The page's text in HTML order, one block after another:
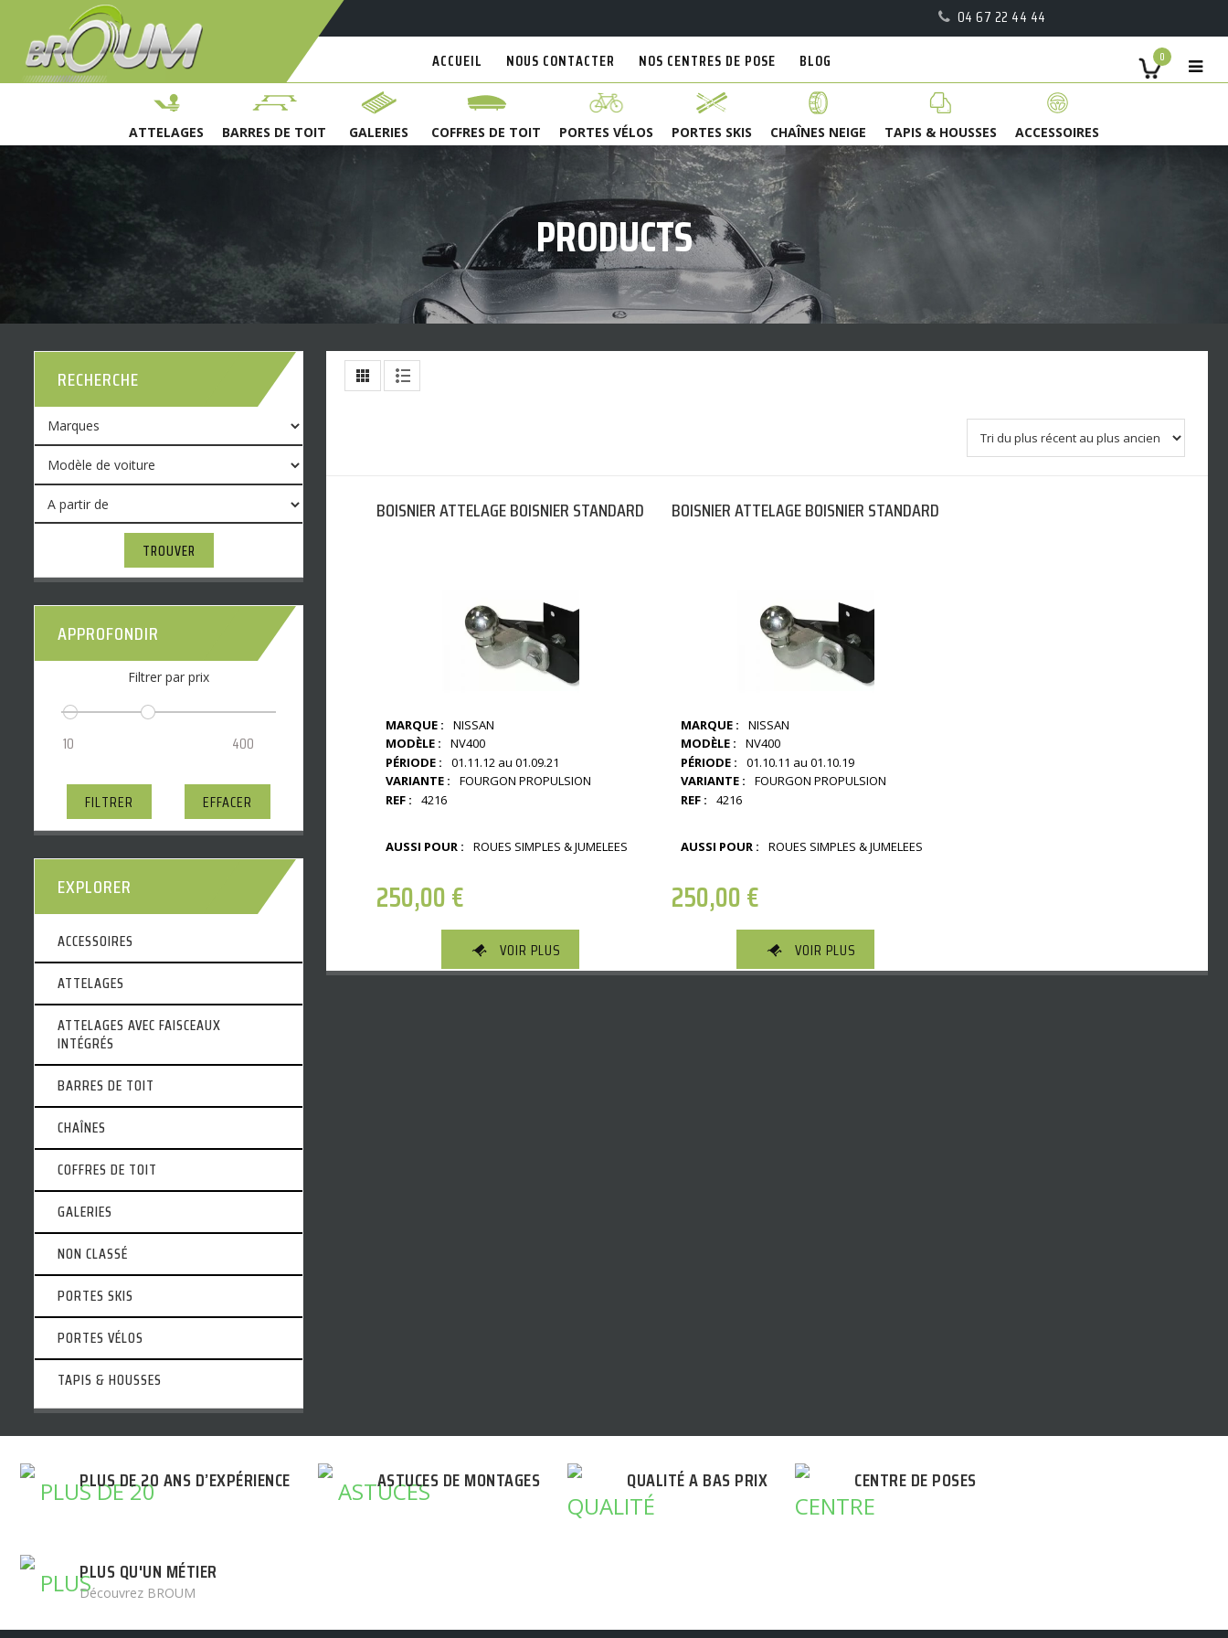
04 67 22 44 44
0
ACCUEIL NOUS CONTACTER NOS CENTRES DE POSE BLOG
ATTELAGES BARRES DE TOIT GALERIES COFFRES DE TOIT PORTES VÉLOS PORTES SKIS CHAÎNES NEIGE TAPIS & HOUSSES ACCESSOIRES
PRODUCTS
BOISNIER ATTELAGE BOISNIER STANDARD
MARQUE :
NISSAN
MODÈLE :
NV400
PÉRIODE :
01.11.12 au 01.09.21
VARIANTE :
FOURGON PROPULSION
REF :
4216
AUSSI POUR : ROUES SIMPLES & JUMELEES
250,00€
VOIR PLUS
BOISNIER ATTELAGE BOISNIER STANDARD
MARQUE :
NISSAN
MODÈLE :
NV400
PÉRIODE :
01.10.11 au 01.10.19
VARIANTE :
FOURGON PROPULSION
REF :
4216
AUSSI POUR : ROUES SIMPLES & JUMELEES
250,00€
VOIR PLUS
RECHERCHE
TROUVER
APPROFONDIR
Filtrer par prix
FILTRER EFFACER
EXPLORER
ACCESSOIRES
ATTELAGES
ATTELAGES AVEC FAISCEAUX
INTÉGRÉS
BARRES DE TOIT
CHAÎNES
COFFRES DE TOIT
GALERIES
NON CLASSÉ
PORTES SKIS
PORTES VÉLOS
TAPIS & HOUSSES
PLUS DE 20 ANS D’EXPÉRIENCE ASTUCES DE MONTAGES QUALITÉ A BAS PRIX CENTRE DE POSES
PLUS QU'UN MÉTIER
Découvrez BROUM